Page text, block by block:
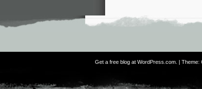
Get a free blog at WordPress.com . |